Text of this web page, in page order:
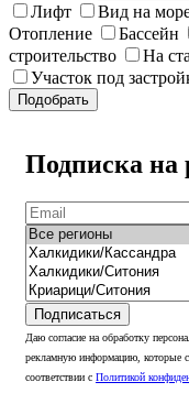
Лифт
Вид на
Отопление
Бассейн
строительство
На
Участок под
Подобрать
Подписка на
Подписаться
Даю согласие на обработку
рекламную информацию, которые
соответствии с Политикой